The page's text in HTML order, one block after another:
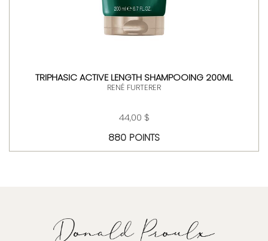
TRIPHASIC ACTIVE LENGTH SHAMPOOING 200ML
RENÉ FURTERER
44,00 $
880 POINTS